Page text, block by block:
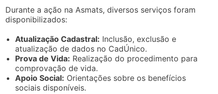
Durante a ação na Asmats, diversos serviços foram
disponibilizados:
Atualização Cadastral: Inclusão, exclusão e
atualização de dados no CadÚnico.
Prova de Vida: Realização do procedimento para
comprovação de vida.
Apoio Social: Orientações sobre os benefícios
sociais disponíveis.